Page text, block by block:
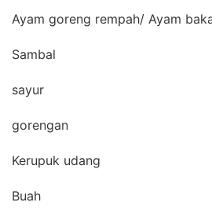
Ayam goreng rempah/ Ayam
Sambal
sayur
gorengan
Kerupuk udang
Buah